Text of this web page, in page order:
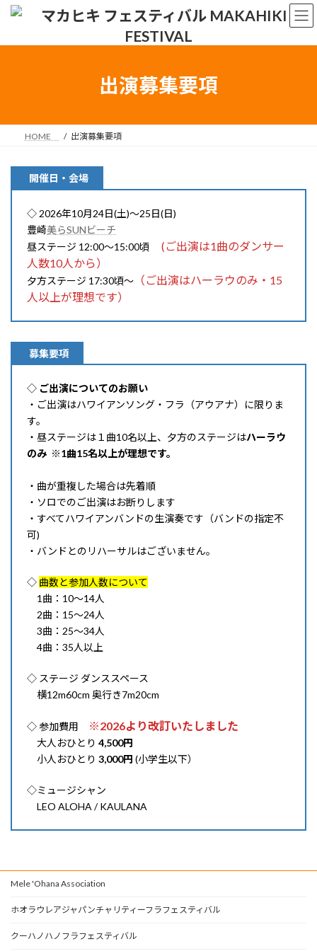
ン
ー
出演募集要項
HOME 出演募集要項
開催日・会場
◇ 2026年10月24日(土)〜25日(日)
豊崎美らSUNビーチ
昼ステージ 12:00〜15:00頃 (ご出演は1曲のダンサー
人数10人から）
夕方ステージ 17:30頃〜 （ご出演はハーラウのみ・15
人以上が理想です）
募集要項
◇ ご出演についてのお願い
・ご出演はハワイアンソング・フラ（アウアナ）に限りま
す。
・昼ステージは１曲10名以上、夕方のステージはハーラウ
のみ ※1曲15名以上が理想です。
・曲が重複した場合は先着順
・ソロでのご出演はお断りします
・すべてハワイアンバンドの生演奏です（バンドの指定不
可)
・バンドとのリハーサルはございません。
◇ 曲数と参加人数について
1曲：10〜14人
2曲：15〜24人
3曲：25〜34人
4曲：35人以上
◇ ステージ ダンススペース
横12m60cm 奥行き7m20cm
◇ 参加費用 ※2026より改訂いたしました
大人おひとり 4,500円
小人おひとり 3,000円 (小学生以下）
◇ミュージシャン
LEO ALOHA / KAULANA
Mele 'Ohana Association
ホオラウレアジャパンチャリティーフラフェスティバル
クーハノハノフラフェスティバル